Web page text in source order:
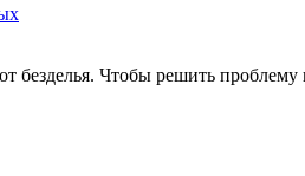
безделья. Чтобы решить